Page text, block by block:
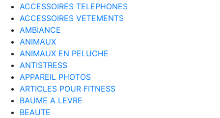
ACCESSOIRES TELEPHONES
ACCESSOIRES VETEMENTS
AMBIANCE
ANIMAUX
ANIMAUX EN PELUCHE
ANTISTRESS
APPAREIL PHOTOS
ARTICLES POUR FITNESS
BAUME A LEVRE
BEAUTE